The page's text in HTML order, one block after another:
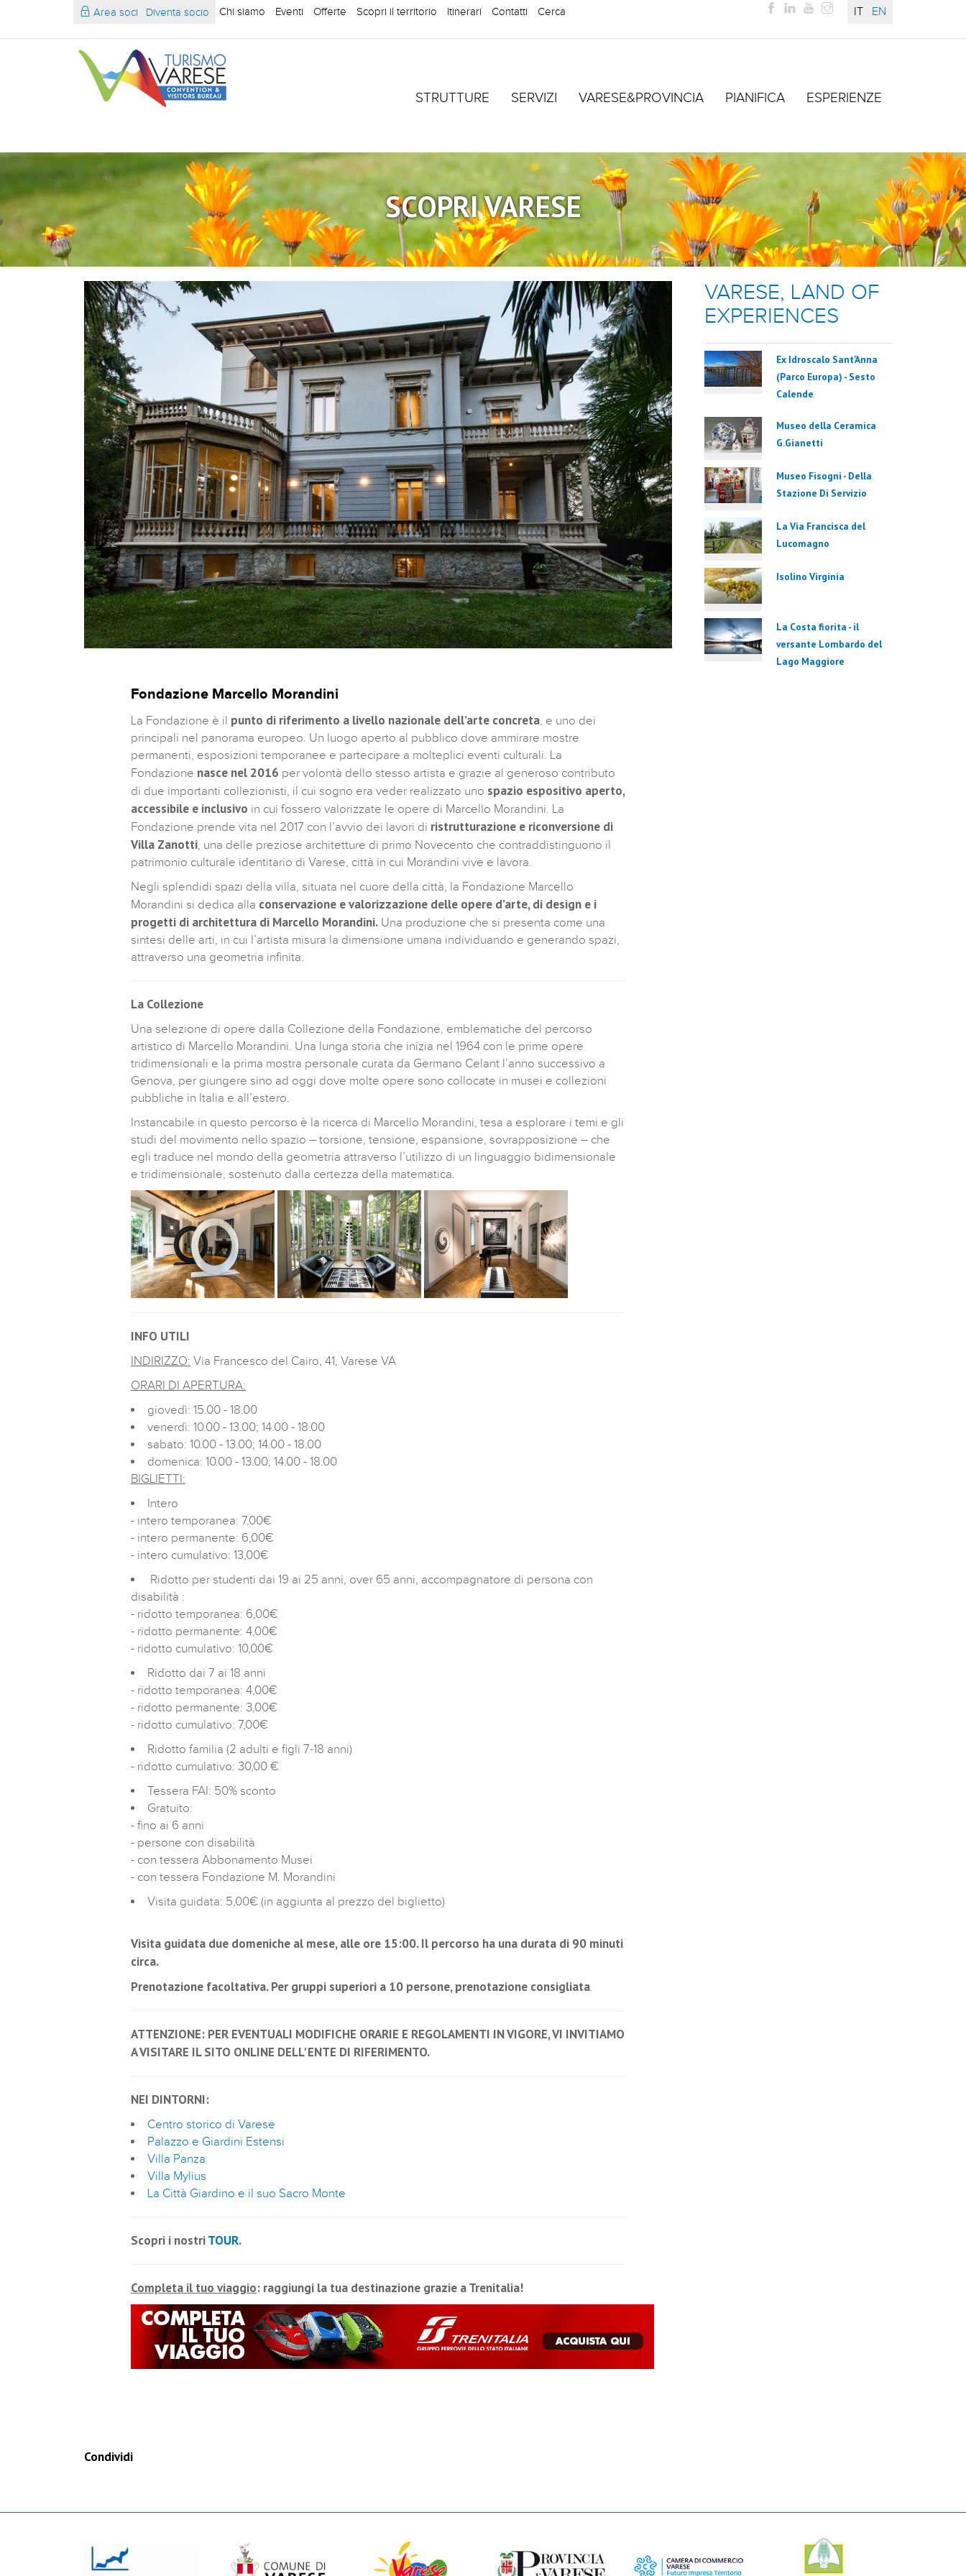
IT EN
Area soci Diventa socio Chi siamo Eventi Offerte Scopri il territorio Itinerari Contatti Cerca
STRUTTURE SERVIZI VARESE&PROVINCIA PIANIFICA ESPERIENZE
SCOPRI VARESE
Fondazione Marcello Morandini
La Fondazione è il punto di riferimento a livello nazionale dell’arte concreta, e uno dei
principali nel panorama europeo. Un luogo aperto al pubblico dove ammirare mostre
permanenti, esposizioni temporanee e partecipare a molteplici eventi culturali. La
Fondazione nasce nel 2016 per volontà dello stesso artista e grazie al generoso contributo
di due importanti collezionisti, il cui sogno era veder realizzato uno spazio espositivo aperto,
accessibile e inclusivo in cui fossero valorizzate le opere di Marcello Morandini. La
Fondazione prende vita nel 2017 con l’avvio dei lavori di ristrutturazione e riconversione di
Villa Zanotti, una delle preziose architetture di primo Novecento che contraddistinguono il
patrimonio culturale identitario di Varese, città in cui Morandini vive e lavora.
Negli splendidi spazi della villa, situata nel cuore della città, la Fondazione Marcello
Morandini si dedica alla conservazione e valorizzazione delle opere d’arte, di design e i
progetti di architettura di Marcello Morandini. Una produzione che si presenta come una
sintesi delle arti, in cui l’artista misura la dimensione umana individuando e generando spazi,
attraverso una geometria infinita.
La Collezione
Una selezione di opere dalla Collezione della Fondazione, emblematiche del percorso
artistico di Marcello Morandini. Una lunga storia che inizia nel 1964 con le prime opere
tridimensionali e la prima mostra personale curata da Germano Celant l’anno successivo a
Genova, per giungere sino ad oggi dove molte opere sono collocate in musei e collezioni
pubbliche in Italia e all’estero.
Instancabile in questo percorso è la ricerca di Marcello Morandini, tesa a esplorare i temi e gli
studi del movimento nello spazio – torsione, tensione, espansione, sovrapposizione – che
egli traduce nel mondo della geometria attraverso l’utilizzo di un linguaggio bidimensionale
e tridimensionale, sostenuto dalla certezza della matematica.
INFO UTILI
INDIRIZZO: Via Francesco del Cairo, 41, Varese VA
ORARI DI APERTURA:
giovedì: 15.00 - 18.00
venerdì: 10.00 - 13.00; 14.00 - 18.00
sabato: 10.00 - 13.00; 14.00 - 18.00
domenica: 10.00 - 13.00; 14.00 - 18.00
BIGLIETTI:
Intero
- intero temporanea: 7,00€
- intero permanente: 6,00€
- intero cumulativo: 13,00€
Ridotto per studenti dai 19 ai 25 anni, over 65 anni, accompagnatore di persona con
disabilità :
- ridotto temporanea: 6,00€
- ridotto permanente: 4,00€
- ridotto cumulativo: 10,00€
Ridotto dai 7 ai 18 anni
- ridotto temporanea: 4,00€
- ridotto permanente: 3,00€
- ridotto cumulativo: 7,00€
Ridotto familia (2 adulti e figli 7-18 anni)
- ridotto cumulativo: 30,00 €
Tessera FAI: 50% sconto
Gratuito:
- fino ai 6 anni
- persone con disabilità
- con tessera Abbonamento Musei
- con tessera Fondazione M. Morandini
Visita guidata: 5,00€ (in aggiunta al prezzo del biglietto)
Visita guidata due domeniche al mese, alle ore 15:00. Il percorso ha una durata di 90 minuti
circa.
Prenotazione facoltativa. Per gruppi superiori a 10 persone, prenotazione consigliata.
ATTENZIONE: PER EVENTUALI MODIFICHE ORARIE E REGOLAMENTI IN VIGORE, VI INVITIAMO
A VISITARE IL SITO ONLINE DELL' ENTE DI RIFERIMENTO.
NEI DINTORNI:
Centro storico di Varese
Palazzo e Giardini Estensi
Villa Panza
Villa Mylius
La Città Giardino e il suo Sacro Monte
Scopri i nostriTOUR.
Completa il tuo viaggio: raggiungi la tua destinazione grazie a Trenitalia!
VARESE, LAND OF
EXPERIENCES
Ex Idroscalo Sant'Anna
(Parco Europa) - Sesto
Calende
Museo della Ceramica
G.Gianetti
Museo Fisogni - Della
Stazione Di Servizio
La Via Francisca del
Lucomagno
Isolino Virginia
La Costa fiorita - il
versante Lombardo del
Lago Maggiore
Condividi